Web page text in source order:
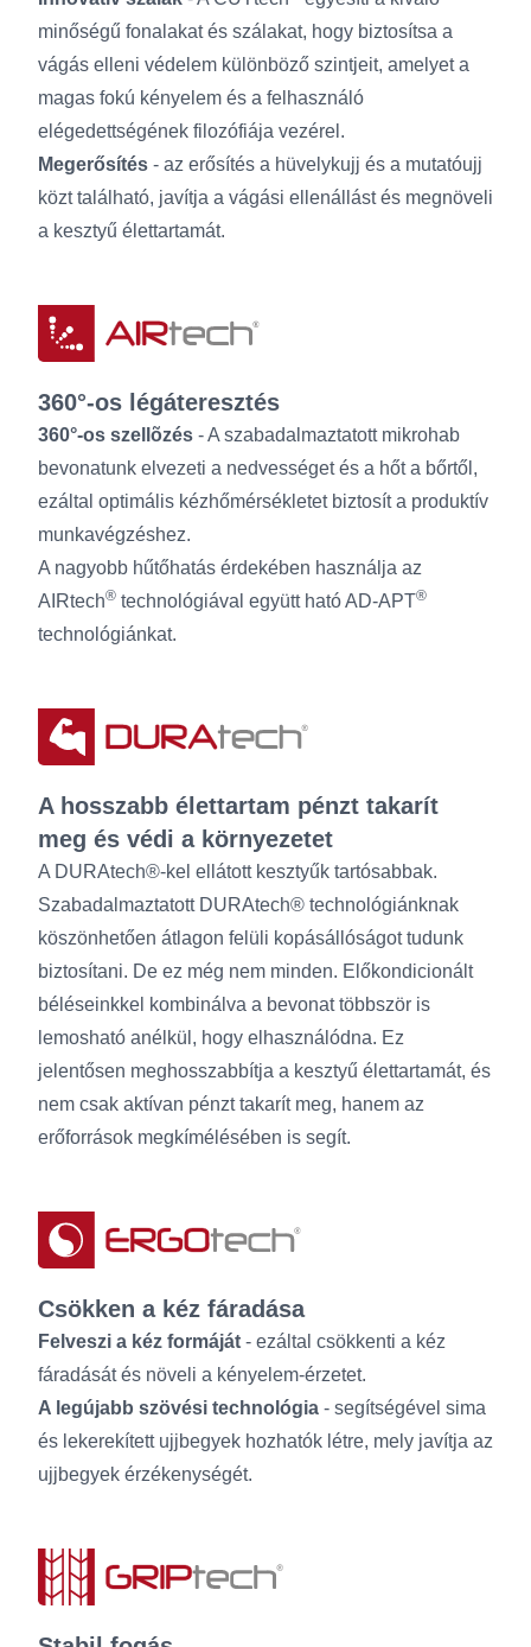
minőségű fonalakat és szálakat, hogy biztosítsa a
vágás elleni védelem különböző szintjeit, amelyet a
magas fokú kényelem és a felhasználó
elégedettségének filozófiája vezérel.
Megerősítés - az erősítés a hüvelykujj és a mutatóujj
közt található, javítja a vágási ellenállást és megnöveli
a kesztyű élettartamát.
360°-os légáteresztés
360°-os szellõzés - A szabadalmaztatott mikrohab
bevonatunk elvezeti a nedvességet és a hőt a bőrtől,
ezáltal optimális kézhőmérsékletet biztosít a produktív
munkavégzéshez.
A nagyobb hűtőhatás érdekében használja az
AIRtech® technológiával együtt ható AD-APT®
technológiánkat.
A hosszabb élettartam pénzt takarít
meg és védi a környezetet
A DURAtech®-kel ellátott kesztyűk tartósabbak.
Szabadalmaztatott DURAtech® technológiánknak
köszönhetően átlagon felüli kopásállóságot tudunk
biztosítani. De ez még nem minden. Előkondicionált
béléseinkkel kombinálva a bevonat többször is
lemosható anélkül, hogy elhasználódna. Ez
jelentősen meghosszabbítja a kesztyű élettartamát, és
nem csak aktívan pénzt takarít meg, hanem az
erőforrások megkímélésében is segít.
Csökken a kéz fáradása
Felveszi a kéz formáját - ezáltal csökkenti a kéz
fáradását és növeli a kényelem-érzetet.
A legújabb szövési technológia - segítségével sima
és lekerekített ujjbegyek hozhatók létre, mely javítja az
ujjbegyek érzékenységét.